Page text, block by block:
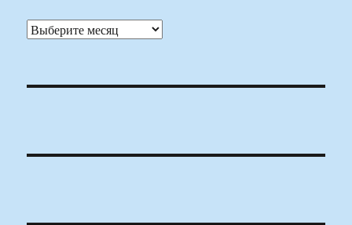
Архивы